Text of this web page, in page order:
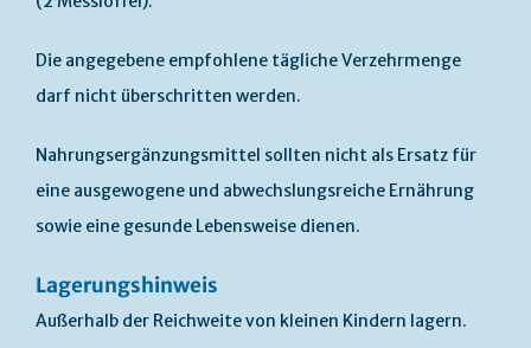
Die angegebene empfohlene tägliche Verzehrmenge
darf nicht überschritten werden.
Nahrungsergänzungsmittel sollten nicht als Ersatz für
eine ausgewogene und abwechslungsreiche Ernährung
sowie eine gesunde Lebensweise dienen.
Lagerungshinweis
Außerhalb der Reichweite von kleinen Kindern lagern.